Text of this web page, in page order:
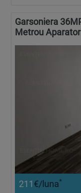
Garsoniera
Metrou
211 €/luna*